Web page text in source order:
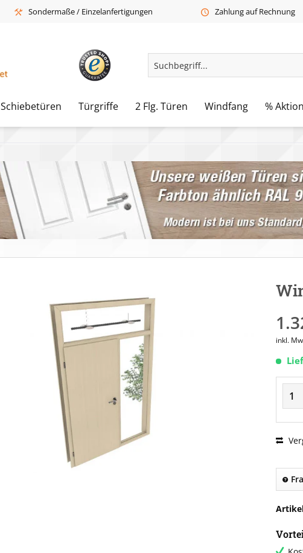
Sondermaße / Einzelanfertigungen Zahlung auf Rechnung
Schiebetüren Türgriffe 2 Flg. Türen Windfang % Aktion
inkl.